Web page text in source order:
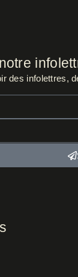
des infolettres,